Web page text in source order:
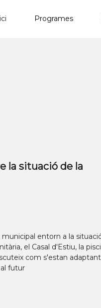
Programes
la situació de la
municipal entorn a la
el Casal d'Estiu, la
com s'estan adaptant
futur